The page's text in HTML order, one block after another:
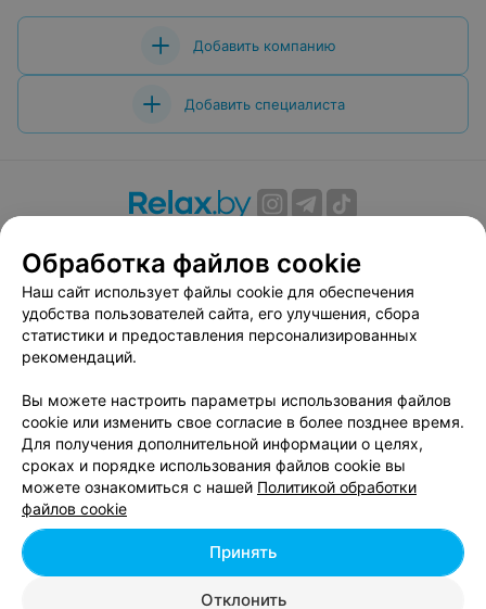
Добавить компанию
Добавить специалиста
Вакансии
Публичный договор
Способы оплаты
Публичный договор по использованию сервиса
«Афиша»
Пользовательское соглашение
Связаться по вопросам сотрудничества
Написать руководителю relax.by
Персональные настройки cookie
Обработка персональных данных
Обработка файлов cookie
Наш сайт использует файлы cookie для обеспечения
удобства пользователей сайта, его улучшения, сбора
статистики и предоставления персонализированных
рекомендаций.
Вы можете настроить параметры использования файлов
cookie или изменить свое согласие в более позднее время.
Для получения дополнительной информации о целях,
сроках и порядке использования файлов cookie вы
можете ознакомиться с нашей Политикой обработки
файлов cookie
Отклонить
Принять